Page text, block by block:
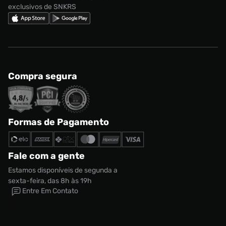
exclusivos de SNKRS
Compra segura
Formas de Pagamento
Fale com a gente
Estamos disponíveis de segunda a
sexta-feira, das 8h às 19h
Entre Em Contato